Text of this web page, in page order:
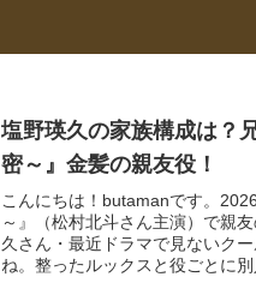
塩野瑛久の家族構成は？
密～』金髪の親友役！
こんにちは！butamanです。
～』（松村北斗さん主演）で親
久さん・最近ドラマで見ないク
ね。整ったルックスと役ごとに別